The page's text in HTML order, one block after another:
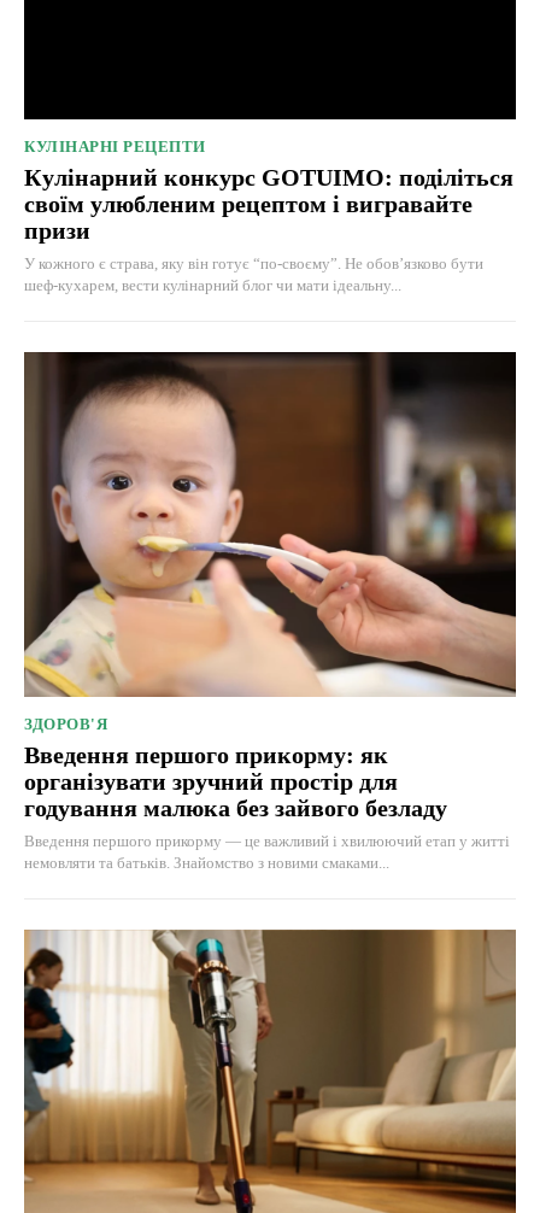
КУЛІНАРНІ РЕЦЕПТИ
Кулінарний конкурс GOTUIMO: поділіться
своїм улюбленим рецептом і вигравайте
призи
У кожного є страва, яку він готує “по-своєму”. Не обов’язково бути
шеф-кухарем, вести кулінарний блог чи мати ідеальну...
ЗДОРОВ'Я
Введення першого прикорму: як
організувати зручний простір для
годування малюка без зайвого безладу
Введення першого прикорму — це важливий і хвилюючий етап у житті
немовляти та батьків. Знайомство з новими смаками...